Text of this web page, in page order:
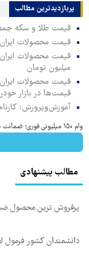
پربازدیدترین‌ مطالب
قیمت طلا و سکه جمعه ۱۶ مرداد ۱۴۰۵/ طلای ۱۸ عیار
قیمت محصولات ایران خودرو یکشنبه
میلیون تومان
قیمت‌ها در بازار
آموزش‌وپرورش:
وام ۱۵۰ میلیونی فوری؛ ضمانت حداقلی و بازپرداخت دوساله
مطالب پیشنهادی
پرفروش ترین محصول
دانشمندان کشور